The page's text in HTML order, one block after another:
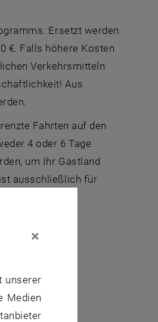
Ersetzt werden
€. Falls höhere Kosten
Verkehrsmitteln
Aus
einem neuen Fenster
Fahrten auf den
4 oder 6 Tage
um Ihr Gastland
ausschließlich für
×
unserer
Medien